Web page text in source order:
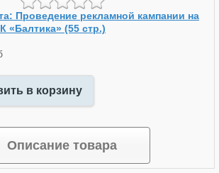
Проведение рекламной кампании на
(55 стр.)
в корзину
Описание товара